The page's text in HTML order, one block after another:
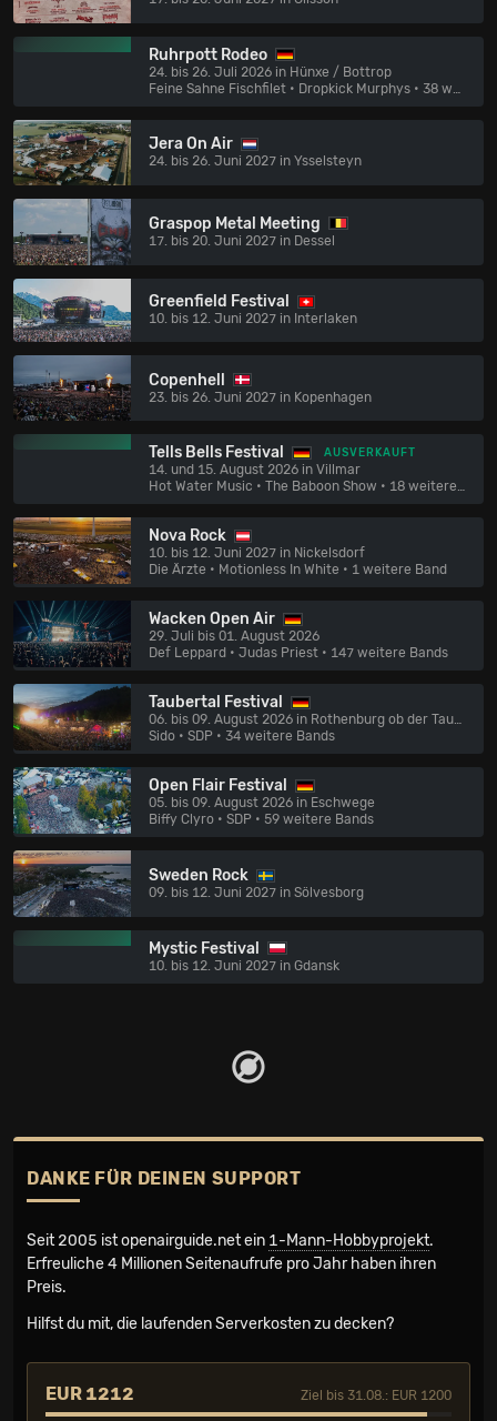
Ruhrpott Rodeo
24. bis 26. Juli 2026 in Hünxe / Bottrop
Feine Sahne Fischfilet • Dropkick Murphys • 38 weitere Bands
Jera On Air
24. bis 26. Juni 2027 in Ysselsteyn
Graspop Metal Meeting
17. bis 20. Juni 2027 in Dessel
Greenfield Festival
10. bis 12. Juni 2027 in Interlaken
Copenhell
23. bis 26. Juni 2027 in Kopenhagen
Tells Bells Festival AUSVERKAUFT
14. und 15. August 2026 in Villmar
Hot Water Music • The Baboon Show • 18 weitere Bands
Nova Rock
10. bis 12. Juni 2027 in Nickelsdorf
Die Ärzte • Motionless In White • 1 weitere Band
Wacken Open Air
29. Juli bis 01. August 2026
Def Leppard • Judas Priest • 147 weitere Bands
Taubertal Festival
06. bis 09. August 2026 in Rothenburg ob der Tauber
Sido • SDP • 34 weitere Bands
Open Flair Festival
05. bis 09. August 2026 in Eschwege
Biffy Clyro • SDP • 59 weitere Bands
Sweden Rock
09. bis 12. Juni 2027 in Sölvesborg
Mystic Festival
10. bis 12. Juni 2027 in Gdansk
DANKE FÜR DEINEN SUPPORT
Seit 2005 ist openairguide.net ein 1-Mann-Hobbyprojekt.
Erfreuliche 4 Millionen Seiten­aufrufe pro Jahr haben ihren
Preis.
Hilfst du mit, die laufenden Serverkosten zu decken?
EUR 1212 Ziel bis 31.08.: EUR 1200